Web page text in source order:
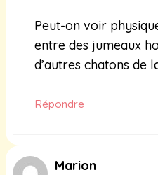
Peut-on voir
entre des jumeaux
d’autres chatons de
Répondre
Marion